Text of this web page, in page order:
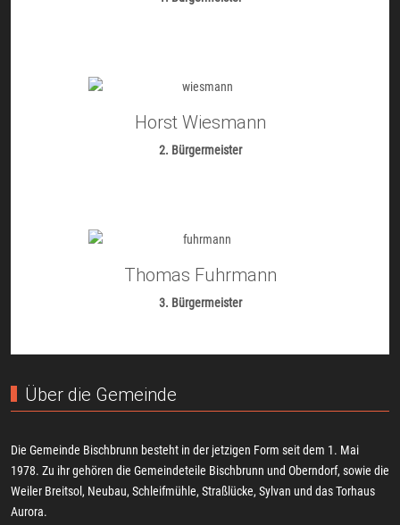
Horst Wiesmann
2. Bürgermeister
Thomas Fuhrmann
3. Bürgermeister
Über die Gemeinde
Die Gemeinde Bischbrunn besteht in der jetzigen Form seit dem 1. Mai
1978. Zu ihr gehören die Gemeindeteile Bischbrunn und Oberndorf, sowie die
Weiler Breitsol, Neubau, Schleifmühle, Straßlücke, Sylvan und das Torhaus
Aurora.